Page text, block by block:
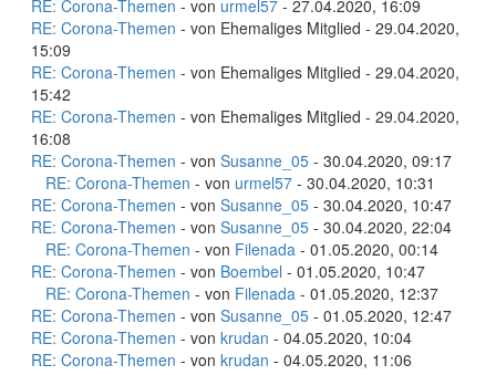
RE: Corona-Themen - von urmel57 - 27.04.2020, 16:09
RE: Corona-Themen - von Ehemaliges Mitglied - 29.04.2020,
15:09
RE: Corona-Themen - von Ehemaliges Mitglied - 29.04.2020,
15:42
RE: Corona-Themen - von Ehemaliges Mitglied - 29.04.2020,
16:08
RE: Corona-Themen - von Susanne_05 - 30.04.2020, 09:17
RE: Corona-Themen - von urmel57 - 30.04.2020, 10:31
RE: Corona-Themen - von Susanne_05 - 30.04.2020, 10:47
RE: Corona-Themen - von Susanne_05 - 30.04.2020, 22:04
RE: Corona-Themen - von Filenada - 01.05.2020, 00:14
RE: Corona-Themen - von Boembel - 01.05.2020, 10:47
RE: Corona-Themen - von Filenada - 01.05.2020, 12:37
RE: Corona-Themen - von Susanne_05 - 01.05.2020, 12:47
RE: Corona-Themen - von krudan - 04.05.2020, 10:04
RE: Corona-Themen - von krudan - 04.05.2020, 11:06